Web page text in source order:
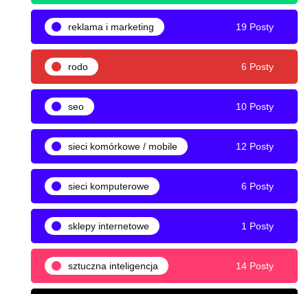
reklama i marketing 19 Posty
rodo 6 Posty
seo 10 Posty
sieci komórkowe / mobile 12 Posty
sieci komputerowe 6 Posty
sklepy internetowe 1 Posty
sztuczna inteligencja 14 Posty